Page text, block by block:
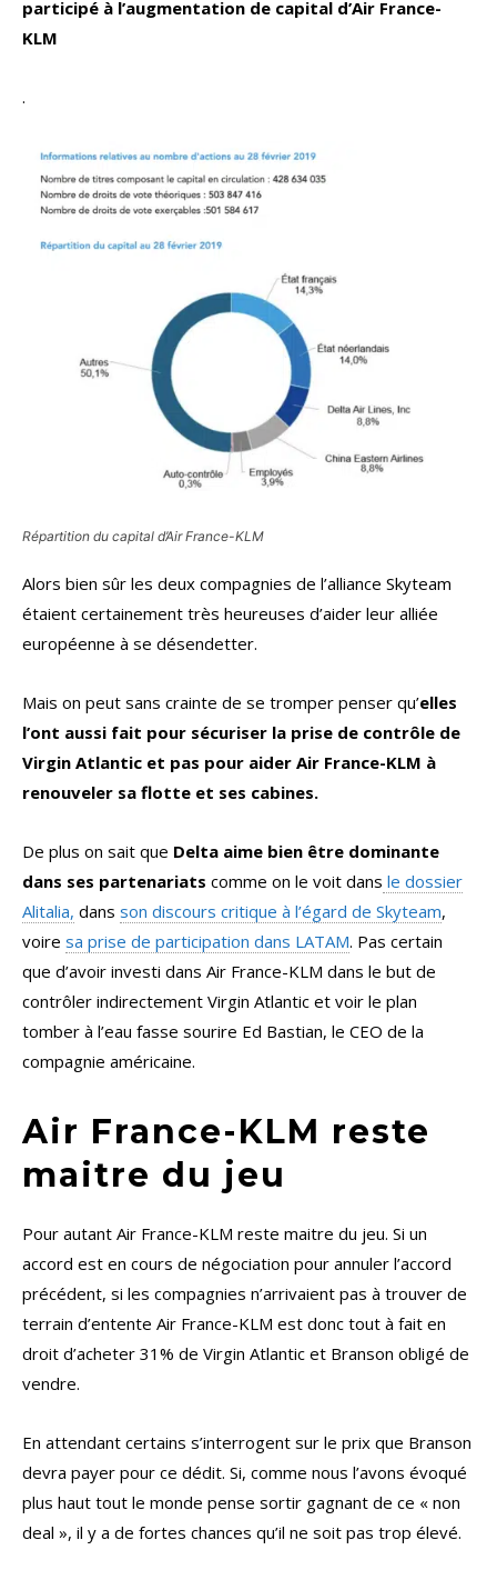
participé à l’augmentation de capital d’Air France-
KLM
.
Répartition du capital d’Air France-KLM
Alors bien sûr les deux compagnies de l’alliance Skyteam
étaient certainement très heureuses d’aider leur alliée
européenne à se désendetter.
Mais on peut sans crainte de se tromper penser qu’elles
l’ont aussi fait pour sécuriser la prise de contrôle de
Virgin Atlantic et pas pour aider Air France-KLM à
renouveler sa flotte et ses cabines.
De plus on sait que Delta aime bien être dominante
dans ses partenariats comme on le voit dans le dossier
Alitalia, dans son discours critique à l’égard de Skyteam,
voire sa prise de participation dans LATAM. Pas certain
que d’avoir investi dans Air France-KLM dans le but de
contrôler indirectement Virgin Atlantic et voir le plan
tomber à l’eau fasse sourire Ed Bastian, le CEO de la
compagnie américaine.
Air France-KLM reste
maitre du jeu
Pour autant Air France-KLM reste maitre du jeu. Si un
accord est en cours de négociation pour annuler l’accord
précédent, si les compagnies n’arrivaient pas à trouver de
terrain d’entente Air France-KLM est donc tout à fait en
droit d’acheter 31% de Virgin Atlantic et Branson obligé de
vendre.
En attendant certains s’interrogent sur le prix que Branson
devra payer pour ce dédit. Si, comme nous l’avons évoqué
plus haut tout le monde pense sortir gagnant de ce « non
deal », il y a de fortes chances qu’il ne soit pas trop élevé.